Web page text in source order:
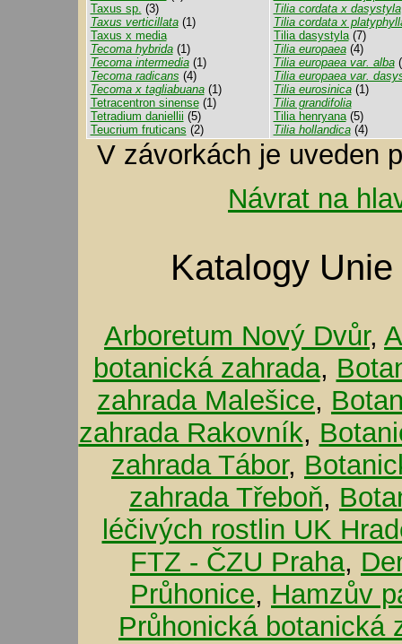
Taxus sp. (3)
Taxus verticillata(1)
Taxus x media
Tecoma hybrida(1)
Tecoma intermedia(1)
Tecoma radicans (4)
Tecoma x tagliabuana(1)
Tetracentron sinense(1)
Tetradium daniellii (5)
Teucrium fruticans (2)
Tilia cordata x dasystyla
Tilia cordata x
Tilia dasystyla(7)
Tilia europaea(4)
Tilia europaea var. alba
Tilia europaea var.
Tilia eurosinica(1)
Tilia grandifolia
Tilia henryana(5)
Tilia hollandica(4)
V závorkách je uveden
Návrat na
Katalogy
Arboretum Nový Dvůr,
botanická zahrada,
zahrada Malešice,
zahrada Rakovník,
zahrada Tábor,
zahrada Třeboň,
léčivých rostlin UK
FTZ - ČZU Praha,
Průhonice, Hamzův
Průhonická botanická